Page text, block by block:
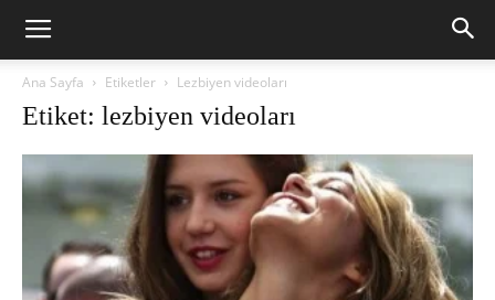
Ana Sayfa Etiketler Lezbiyen videoları
Etiket: lezbiyen videoları